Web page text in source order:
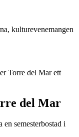
kulturevenemangen
Torre del Mar ett
del Mar
semesterbostad i